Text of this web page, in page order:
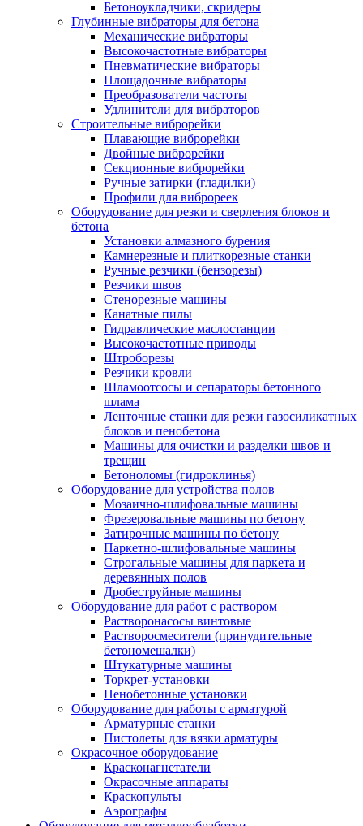
Бетоноукладчики, скридеры
Глубинные вибраторы для бетона
Механические вибраторы
Высокочастотные вибраторы
Пневматические вибраторы
Площадочные вибраторы
Преобразователи частоты
Удлинители для вибраторов
Строительные виброрейки
Плавающие виброрейки
Двойные виброрейки
Секционные виброрейки
Ручные затирки (гладилки)
Профили для виброреек
Оборудование для резки и сверления блоков и
бетона
Установки алмазного бурения
Камнерезные и плиткорезные станки
Ручные резчики (бензорезы)
Резчики швов
Стенорезные машины
Канатные пилы
Гидравлические маслостанции
Высокочастотные приводы
Штроборезы
Резчики кровли
Шламоотсосы и сепараторы бетонного
шлама
Ленточные станки для резки газосиликатных
блоков и пенобетона
Машины для очистки и разделки швов и
трещин
Бетоноломы (гидроклинья)
Оборудование для устройства полов
Мозаично-шлифовальные машины
Фрезеровальные машины по бетону
Затирочные машины по бетону
Паркетно-шлифовальные машины
Строгальные машины для паркета и
деревянных полов
Дробеструйные машины
Оборудование для работ с раствором
Растворонасосы винтовые
Растворосмесители (принудительные
бетономешалки)
Штукатурные машины
Торкрет-установки
Пенобетонные установки
Оборудование для работы с арматурой
Арматурные станки
Пистолеты для вязки арматуры
Окрасочное оборудование
Красконагнетатели
Окрасочные аппараты
Краскопульты
Аэрографы